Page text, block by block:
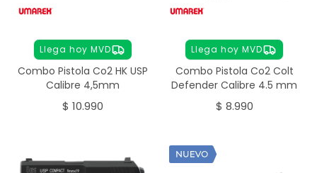
Llega hoy MVD
Combo Pistola Co2 HK USP
Calibre 4,5mm
$ 10.990
Llega hoy MVD
Combo Pistola Co2 Colt
Defender Calibre 4.5 mm
$ 8.990